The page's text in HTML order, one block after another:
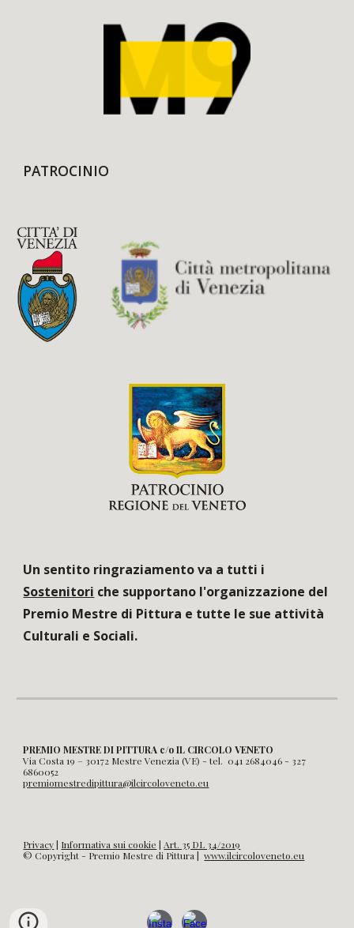
PATROCINIO
Un sentito ringraziamento va a tutti i
Sostenitori che supportano l'organizzazione del
Premio Mestre di Pittura e tutte le sue attività
Culturali e Sociali.
PREMIO MESTRE DI PITTURA c/o IL CIRCOLO VENETO
Via Costa 19 – 30172 Mestre Venezia (VE) - tel. 041 2684046 - 327
6860052
premiomestredipittura@ilcircoloveneto.eu
Privacy| Informativa sui cookie | Art. 35 DL 34/2019
© Copyright - Premio Mestre di Pittura |www.ilcircoloveneto.eu